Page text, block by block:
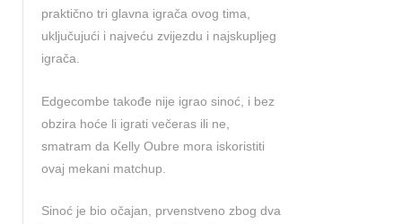
praktično tri glavna igrača ovog tima,
uključujući i najveću zvijezdu i najskupljeg
igrača.
Edgecombe takođe nije igrao sinoć, i bez
obzira hoće li igrati večeras ili ne,
smatram da Kelly Oubre mora iskoristiti
ovaj mekani matchup.
Sinoć je bio očajan, prvenstveno zbog dva